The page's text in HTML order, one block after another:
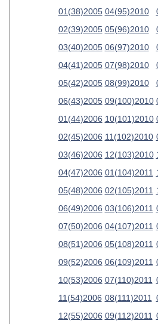
01(38)2005
02(39)2005
03(40)2005
04(41)2005
05(42)2005
06(43)2005
01(44)2006
02(45)2006
03(46)2006
04(47)2006
05(48)2006
06(49)2006
07(50)2006
08(51)2006
09(52)2006
10(53)2006
11(54)2006
12(55)2006
04(95)2010
05(96)2010
06(97)2010
07(98)2010
08(99)2010
09(100)2010
10(101)2010
11(102)2010
12(103)2010
01(104)2011
02(105)2011
03(106)2011
04(107)2011
05(108)2011
06(109)2011
07(110)2011
08(111)2011
09(112)2011